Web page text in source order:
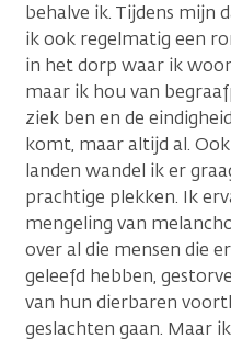
behalve ik. Tijdens mijn
ik ook regelmatig een
in het dorp waar ik
maar ik hou van
ziek ben en de
komt, maar altijd al.
landen wandel ik er
prachtige plekken. Ik
mengeling van
over al die mensen die
geleefd hebben,
van hun dierbaren
geslachten gaan. Maar